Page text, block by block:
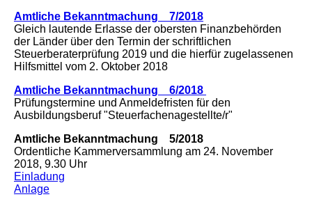
Amtliche Bekanntmachung 7/2018
Gleich lautende Erlasse der obersten Finanzbehörden
der Länder über den Termin der schriftlichen
Steuerberaterprüfung 2019 und die hierfür zugelassenen
Hilfsmittel vom 2. Oktober 2018
Amtliche Bekanntmachung 6/2018
Prüfungstermine und Anmeldefristen für den
Ausbildungsberuf "Steuerfachenagestellte/r"
Amtliche Bekanntmachung 5/2018
Ordentliche Kammerversammlung am 24. November
2018, 9.30 Uhr
Einladung
Anlage